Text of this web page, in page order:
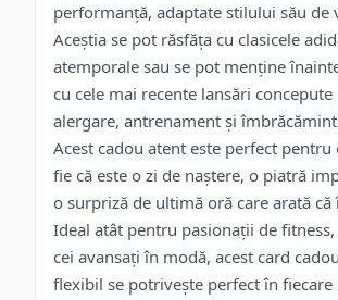
performanță, adaptate stilului său de
Aceștia se pot răsfăța cu clasicele
atemporale sau se pot menține
cu cele mai recente lansări
alergare, antrenament și
Acest cadou atent este perfect pentru
fie că este o zi de naștere, o piatră
o surpriză de ultimă oră care arată că
Ideal atât pentru pasionații de
cei avansați în modă, acest card
flexibil se potrivește perfect în fiecare